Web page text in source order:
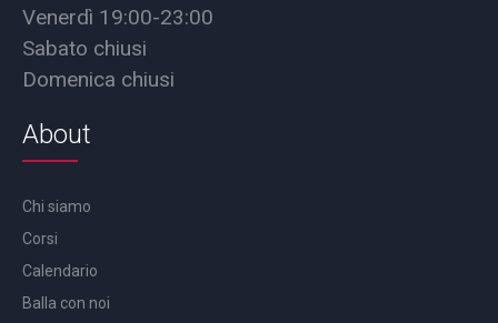
Venerdì 19:00-23:00
Sabato chiusi
Domenica chiusi
About
Chi siamo
Corsi
Calendario
Balla con noi